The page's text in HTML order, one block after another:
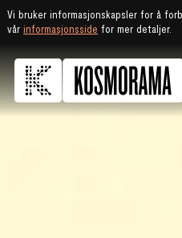
Vi bruker informasjonskapsler for å
vårinformasjonsside for mer detaljer.